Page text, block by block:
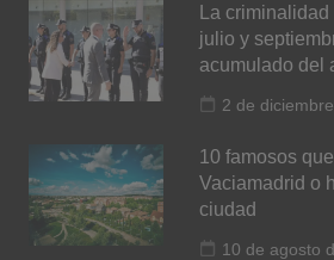
La
julio y
acumulado del
2 de
10 famosos
Vaciamadrid o
ciudad
10 de agosto